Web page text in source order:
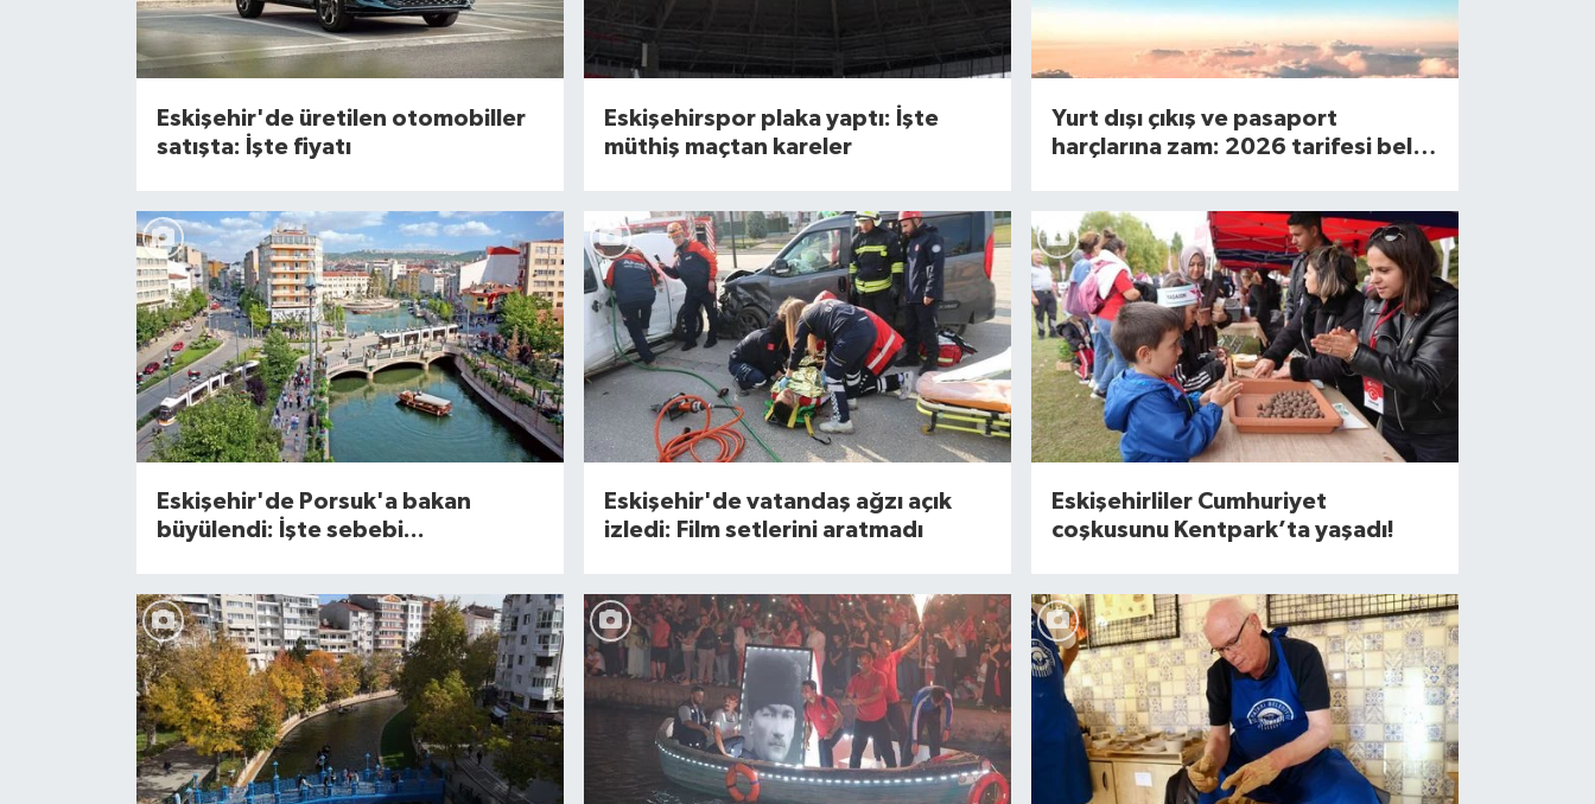
Eskişehir'de üretilen otomobiller
satışta: İşte fiyatı
Eskişehirspor plaka yaptı: İşte
müthiş maçtan kareler
Yurt dışı çıkış ve pasaport
harçlarına zam: 2026 tarifesi belli
Eskişehir'de Porsuk'a bakan
büyülendi: İşte sebebi...
Eskişehir'de vatandaş ağzı açık
izledi: Film setlerini aratmadı
Eskişehirliler Cumhuriyet
coşkusunu Kentpark’ta yaşadı!